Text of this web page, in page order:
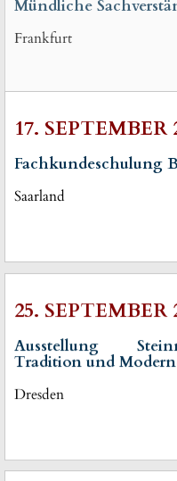
17. SEPTEMBER
Fachkundeschulung
Saarland
25. SEPTEMBER
Ausstellung
Tradition und
Dresden